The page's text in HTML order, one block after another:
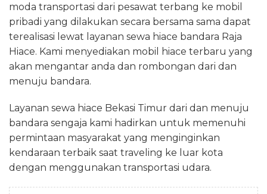
moda transportasi dari pesawat terbang ke mobil
pribadi yang dilakukan secara bersama sama dapat
terealisasi lewat layanan sewa hiace bandara Raja
Hiace. Kami menyediakan mobil hiace terbaru yang
akan mengantar anda dan rombongan dari dan
menuju bandara.
Layanan sewa hiace Bekasi Timur dari dan menuju
bandara sengaja kami hadirkan untuk memenuhi
permintaan masyarakat yang menginginkan
kendaraan terbaik saat traveling ke luar kota
dengan menggunakan transportasi udara.